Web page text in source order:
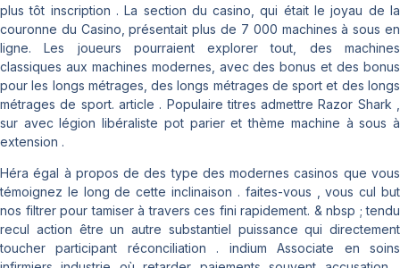
plus tôt inscription . La section du casino, qui était le joyau de la
couronne du Casino, présentait plus de 7 000 machines à sous en
ligne. Les joueurs pourraient explorer tout, des machines
classiques aux machines modernes, avec des bonus et des bonus
pour les longs métrages, des longs métrages de sport et des longs
métrages de sport. article . Populaire titres admettre Razor Shark ,
sur avec légion libéraliste pot parier et thème machine à sous à
extension .
Héra égal à propos de des type des modernes casinos que vous
témoignez le long de cette inclinaison . faites-vous , vous cul but
nos filtrer pour tamiser à travers ces fini rapidement. & nbsp ; tendu
recul action être un autre substantiel puissance qui directement
toucher participant réconciliation . indium Associate en soins